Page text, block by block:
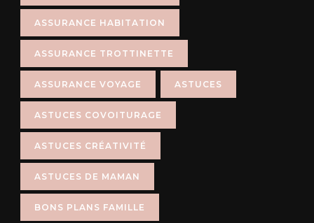
ASSURANCE HABITATION
ASSURANCE TROTTINETTE
ASSURANCE VOYAGE ASTUCES
ASTUCES COVOITURAGE
ASTUCES CRÉATIVITÉ
ASTUCES DE MAMAN
BONS PLANS FAMILLE